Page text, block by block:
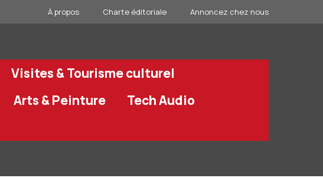
À propos Charte éditoriale Annoncez chez nous
Visites & Tourisme culturel
Arts & Peinture
Tech Audio